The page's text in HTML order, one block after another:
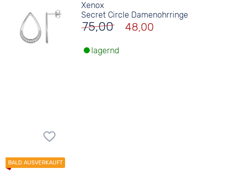
Xenox
Secret Circle Damenohrringe
75,00 48,00
lagernd